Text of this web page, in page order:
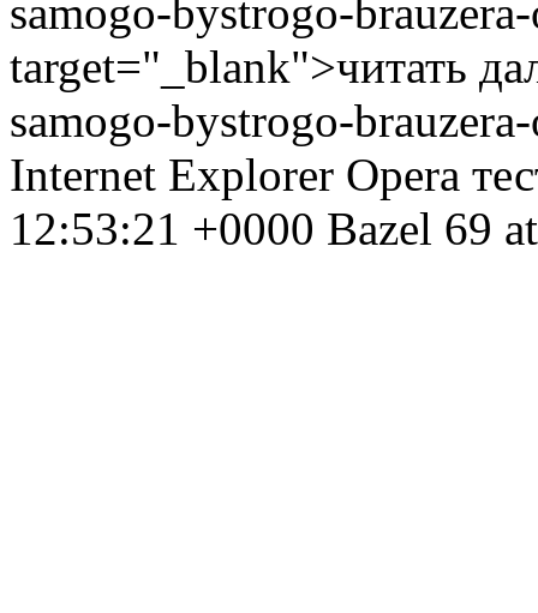
samogo-bystrogo-
target="_blank">читать
samogo-bystrogo-
Internet Explorer Opera
12:53:21 +0000 Bazel 69